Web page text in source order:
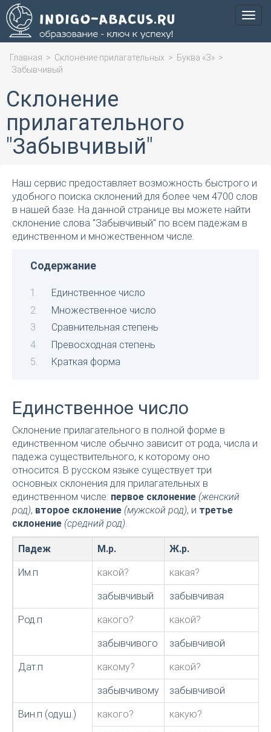
Меню
Главная > Склонение прилагательных > Буква «З» >
Забывчивый
Склонение
прилагательного
"Забывчивый"
Наш сервис предоставляет возможность быстрого и
удобного поиска склонений для более чем 4700 слов
в нашей базе. На данной странице вы можете найти
склонение слова "Забывчивый" по всем падежам в
единственном и множественном числе.
Содержание
Единственное число
Множественное число
Сравнительная степень
Превосходная степень
Краткая форма
Единственное число
Склонение прилагательного в полной форме в
единственном числе обычно зависит от рода, числа и
падежа существительного, к которому оно
относится. В русском языке существует три
основных склонения для прилагательных в
единственном числе: первое склонение (женский
род), второе склонение (мужской род), и третье
склонение (средний род).
Падеж М.р. Ж.р.
Им.п какой? какая?
забывчивый забывчивая
Род.п какого? какой?
забывчивого забывчивой
Дат.п какому? какой?
забывчивому забывчивой
Вин.п (одуш.) какого? какую?